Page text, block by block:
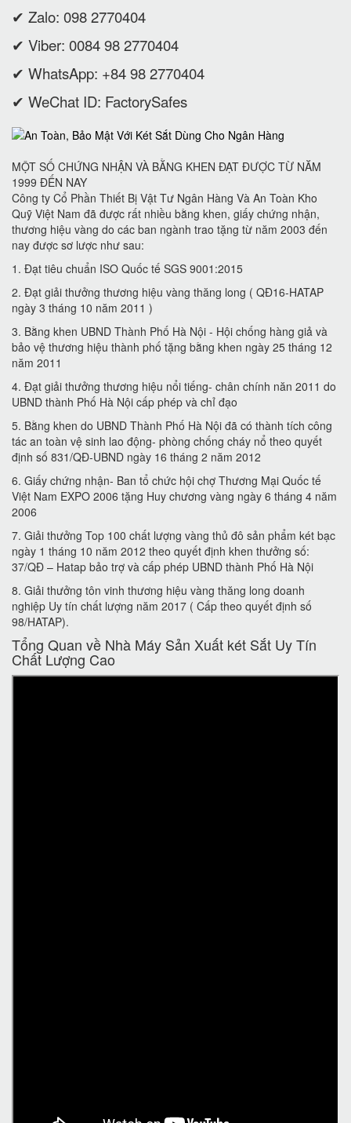
✔ Zalo: 098 2770404
✔ Viber: 0084 98 2770404
✔ WhatsApp: +84 98 2770404
✔ WeChat ID: FactorySafes
MỘT SỐ CHỨNG NHẬN VÀ BẰNG KHEN ĐẠT ĐƯỢC TỪ NĂM
1999 ĐẾN NAY
Công ty Cổ Phần Thiết Bị Vật Tư Ngân Hàng Và An Toàn Kho
Quỹ Việt Nam đã được rất nhiều bằng khen, giấy chứng nhận,
thương hiệu vàng do các ban ngành trao tặng từ năm 2003 đến
nay được sơ lược như sau:
1. Đạt tiêu chuẩn ISO Quốc tế SGS 9001:2015
2. Đạt giải thưởng thương hiệu vàng thăng long ( QĐ16-HATAP
ngày 3 tháng 10 năm 2011 )
3. Bằng khen UBND Thành Phố Hà Nội - Hội chống hàng giả và
bảo vệ thương hiệu thành phố tặng bằng khen ngày 25 tháng 12
năm 2011
4. Đạt giải thưởng thương hiệu nổi tiếng- chân chính năn 2011 do
UBND thành Phố Hà Nội cấp phép và chỉ đạo
5. Bằng khen do UBND Thành Phố Hà Nội đã có thành tích công
tác an toàn vệ sinh lao động- phòng chống cháy nổ theo quyết
định số 831/QĐ-UBND ngày 16 tháng 2 năm 2012
6. Giấy chứng nhận- Ban tổ chức hội chợ Thương Mại Quốc tế
Việt Nam EXPO 2006 tặng Huy chương vàng ngày 6 tháng 4 năm
2006
7. Giải thưởng Top 100 chất lượng vàng thủ đô sản phẩm két bạc
ngày 1 tháng 10 năm 2012 theo quyết định khen thưởng số:
37/QĐ – Hatap bảo trợ và cấp phép UBND thành Phố Hà Nội
8. Giải thưởng tôn vinh thương hiệu vàng thăng long doanh
nghiệp Uy tín chất lượng năm 2017 ( Cấp theo quyết định số
98/HATAP).
Tổng Quan về Nhà Máy Sản Xuất két Sắt Uy Tín
Chất Lượng Cao